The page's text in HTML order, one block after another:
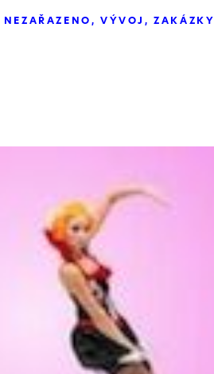
NEZAŘAZENO VÝVOJ ZAKÁZKY